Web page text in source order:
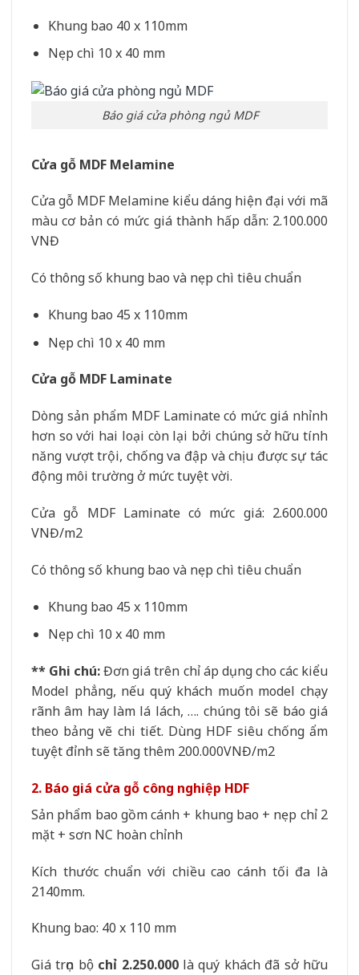
Khung bao 40 x 110mm
Nẹp chì 10 x 40 mm
Báo giá cửa phòng ngủ MDF
Cửa gỗ MDF Melamine
Cửa gỗ MDF Melamine kiểu dáng hiện đại với mã
màu cơ bản có mức giá thành hấp dẫn: 2.100.000
VNĐ
Có thông số khung bao và nẹp chì tiêu chuẩn
Khung bao 45 x 110mm
Nẹp chì 10 x 40 mm
Cửa gỗ MDF Laminate
Dòng sản phẩm MDF Laminate có mức giá nhỉnh
hơn so với hai loại còn lại bởi chúng sở hữu tính
năng vượt trội, chống va đập và chịu được sự tác
động môi trường ở mức tuyệt vời.
Cửa gỗ MDF Laminate có mức giá: 2.600.000
VNĐ/m2
Có thông số khung bao và nẹp chì tiêu chuẩn
Khung bao 45 x 110mm
Nẹp chì 10 x 40 mm
** Ghi chú:Đơn giá trên chỉ áp dụng cho các kiểu
Model phẳng, nếu quý khách muốn model chạy
rãnh âm hay làm lá lách, …. chúng tôi sẽ báo giá
theo bảng vẽ chi tiết. Dùng HDF siêu chống ẩm
tuyệt đỉnh sẽ tăng thêm 200.000VNĐ/m2
2. Báo giá cửa gỗ công nghiệp HDF
Sản phẩm bao gồm cánh + khung bao + nẹp chỉ 2
mặt + sơn NC hoàn chỉnh
Kích thước chuẩn với chiều cao cánh tối đa là
2140mm.
Khung bao: 40 x 110 mm
Giá trọn bộchỉ 2.250.000là quý khách đã sở hữu